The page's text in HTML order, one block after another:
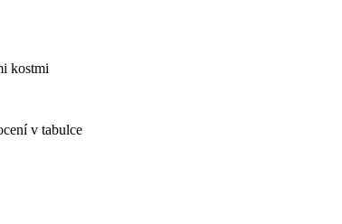
kostmi
v tabulce